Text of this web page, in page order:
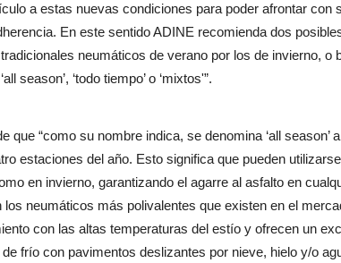
a estas nuevas condiciones para poder afrontar con
En este sentido ADINE recomienda dos
neumáticos de verano por los de invierno, o
season’, ‘todo tiempo’ o ‘mixtos'”.
que “como su nombre indica, se denomina ‘all season’
estaciones del año. Esto significa que pueden
en invierno, garantizando el agarre al asfalto en
los neumáticos más polivalentes que existen en el
con las altas temperaturas del estío y ofrecen un
frío con pavimentos deslizantes por nieve, hielo y/o